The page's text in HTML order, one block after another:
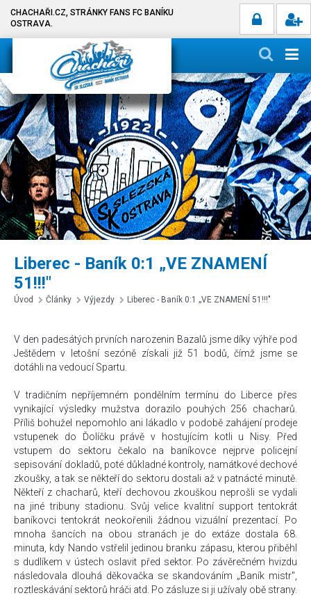
CHACHAŘI.CZ, STRÁNKY FANS FC BANÍKU
OSTRAVA.
Liberec - Baník 0:1 „VE ZNAMENÍ
51!!!"
Úvod Články Výjezdy Liberec - Baník 0:1 „VE ZNAMENÍ 51!!!"
V den padesátých prvních narozenin Bazalů jsme díky výhře pod
Ještědem v letošní sezóně získali již 51 bodů, čímž jsme se
dotáhli na vedoucí Spartu.
V tradičním nepříjemném pondělním termínu do Liberce přes
vynikající výsledky mužstva dorazilo pouhých 256 chacharů.
Příliš bohužel nepomohlo ani lákadlo v podobě zahájení prodeje
vstupenek do Ďolíčku právě v hostujícím kotli u Nisy. Před
vstupem do sektoru čekalo na baníkovce nejprve policejní
sepisování dokladů, poté důkladné kontroly, namátkové dechové
zkoušky, a tak se někteří do sektoru dostali až v patnácté minutě.
Někteří z chacharů, kteří dechovou zkouškou neprošli se vydali
na jiné tribuny stadionu. Svůj velice kvalitní support tentokrát
baníkovci tentokrát neokořenili žádnou vizuální prezentací. Po
mnoha šancích na obou stranách je do extáze dostala 68.
minuta, kdy Nando vstřelil jedinou branku zápasu, kterou přiběhl
s dudlíkem v ústech oslavit před sektor. Po závěrečném hvizdu
následovala dlouhá děkovačka se skandováním „Baník mistr",
roztleskávání sektorů hráči atd. Po zásluze si ji užívaly obě strany.